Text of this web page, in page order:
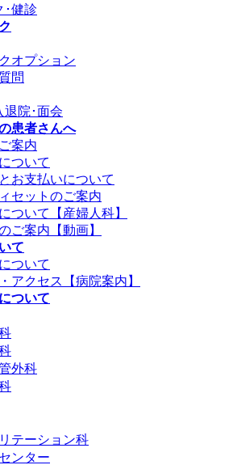
･健診
オプション
問
退院･面会
患者さんへ
案内
ついて
お支払いについて
セットのご案内
ついて【産婦人科】
ご案内【動画】
て
ついて
アクセス【病院案内】
ついて
外科
テーション科
ンター